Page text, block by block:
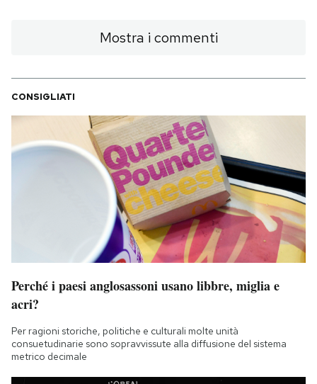
Mostra i commenti
CONSIGLIATI
Perché i paesi anglosassoni usano libbre, miglia e
acri?
Per ragioni storiche, politiche e culturali molte unità
consuetudinarie sono sopravvissute alla diffusione del sistema
metrico decimale